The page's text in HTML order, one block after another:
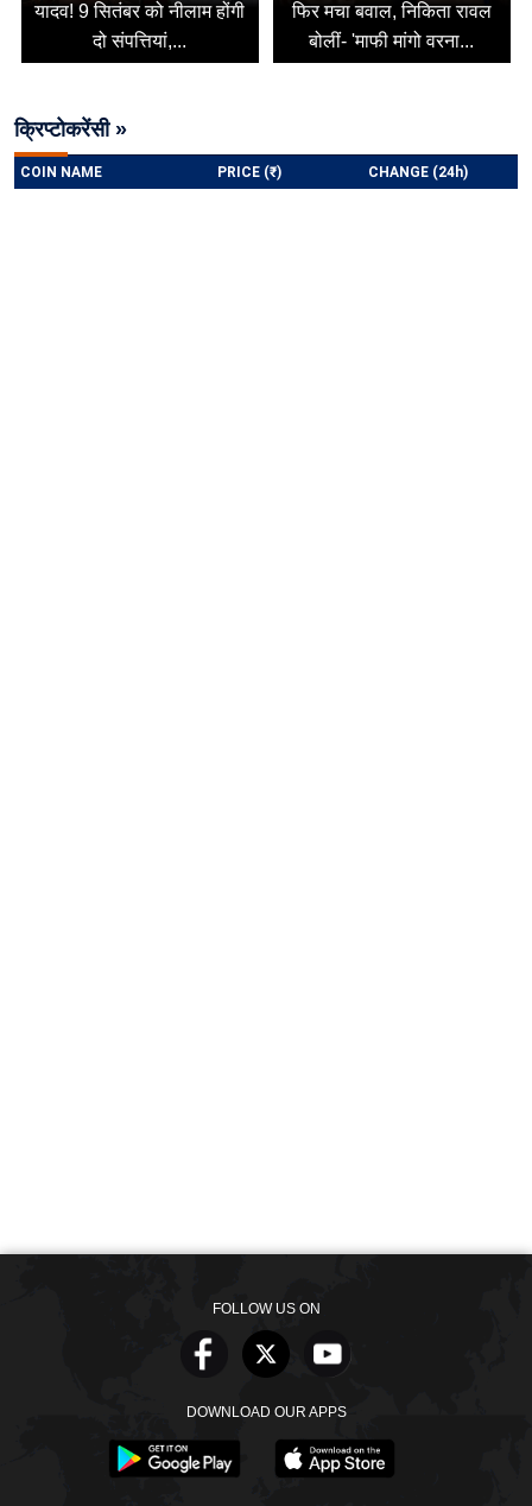
यादव! 9 सितंबर को नीलाम होंगी
दो संपत्तियां,...
फिर मचा बवाल, निकिता रावल
बोलीं- 'माफी मांगो वरना...
क्रिप्टोकरेंसी »
FOLLOW US ON
DOWNLOAD OUR APPS